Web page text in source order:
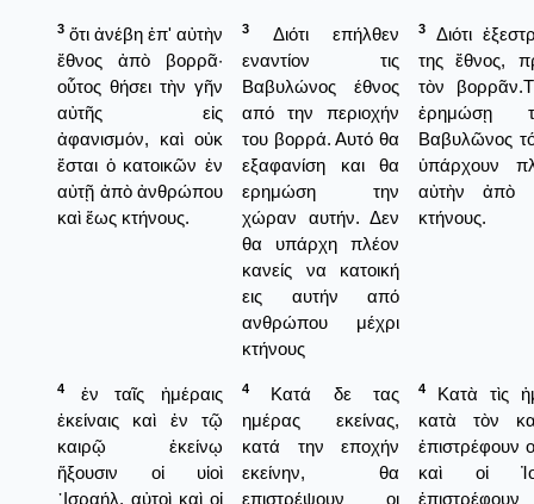
3 ὅτι ἀνέβη ἐπ' αὐτὴν
ἔθνος ἀπὸ βορρᾶ·
οὗτος θήσει τὴν γῆν
αὐτῆς εἰς
ἀφανισμόν, καὶ οὐκ
ἔσται ὁ κατοικῶν ἐν
αὐτῇ ἀπὸ ἀνθρώπου
καὶ ἕως κτήνους.
3
Διότι επήλθεν
εναντίον τις
Βαβυλώνος έθνος
από την περιοχήν
του βορρά. Αυτό θα
εξαφανίση και θα
ερημώση την
χώραν αυτήν. Δεν
θα υπάρχη πλέον
κανείς να κατοική
εις αυτήν από
ανθρώπου μέχρι
κτήνους
3
Διότι
της ἔθνος,
τὸν
ἐρημώσῃ
Βαβυλῶνος
ὑπάρχουν
αὐτὴν ἀπὸ
κτήνους.
4
ἐν ταῖς ἡμέραις
ἐκείναις καὶ ἐν τῷ
καιρῷ ἐκείνῳ
ἥξουσιν οἱ υἱοὶ
᾿Ισραήλ, αὐτοὶ καὶ οἱ
4
Κατά δε τας
ημέρας εκείνας,
κατά την εποχήν
εκείνην, θα
επιστρέψουν οι
4
Κατὰ τὶς
κατὰ τὸν
ἐπιστρέφουν
καὶ οἱ